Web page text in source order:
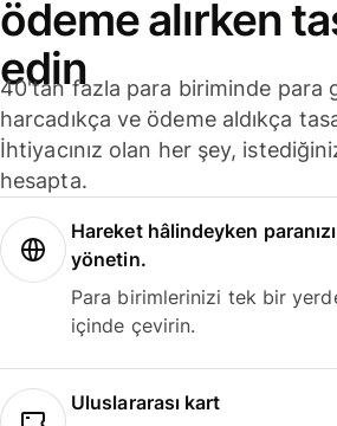
ödeme alırken
edin
40'tan fazla para biriminde para
harcadıkça ve ödeme aldıkça
İhtiyacınız olan her şey,
hesapta.
Hareket hâlindeyken
yönetin.
Para birimlerinizi tek bir
içinde çevirin.
Uluslararası kart